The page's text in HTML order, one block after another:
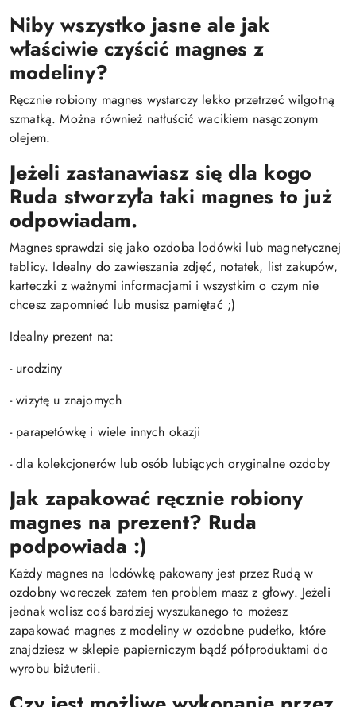
Niby wszystko jasne ale jak
właściwie czyścić magnes z
modeliny?
Ręcznie robiony magnes wystarczy lekko przetrzeć wilgotną
szmatką. Można również natłuścić wacikiem nasączonym
olejem.
Jeżeli zastanawiasz się dla kogo
Ruda stworzyła taki magnes to już
odpowiadam.
Magnes sprawdzi się jako ozdoba lodówki lub magnetycznej
tablicy. Idealny do zawieszania zdjęć, notatek, list zakupów,
karteczki z ważnymi informacjami i wszystkim o czym nie
chcesz zapomnieć lub musisz pamiętać ;)
Idealny prezent na:
- urodziny
- wizytę u znajomych
- parapetówkę i wiele innych okazji
- dla kolekcjonerów lub osób lubiących oryginalne ozdoby
Jak zapakować ręcznie robiony
magnes na prezent? Ruda
podpowiada :)
Każdy magnes na lodówkę pakowany jest przez Rudą w
ozdobny woreczek zatem ten problem masz z głowy. Jeżeli
jednak wolisz coś bardziej wyszukanego to możesz
zapakować magnes z modeliny w ozdobne pudełko, które
znajdziesz w sklepie papierniczym bądź półproduktami do
wyrobu biżuterii.